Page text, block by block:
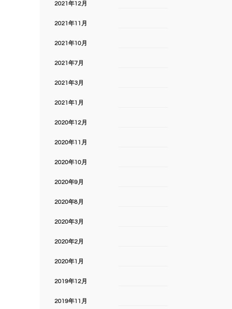
2021年12月
2021年11月
2021年10月
2021年7月
2021年3月
2021年1月
2020年12月
2020年11月
2020年10月
2020年9月
2020年8月
2020年3月
2020年2月
2020年1月
2019年12月
2019年11月